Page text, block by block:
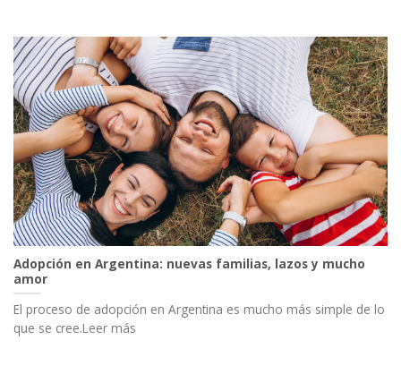
Adopción en Argentina: nuevas familias, lazos y mucho
amor
El proceso de adopción en Argentina es mucho más simple de lo
que se cree.Leer más